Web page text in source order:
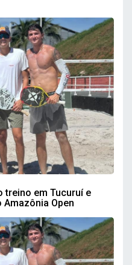
treino em Tucuruí e
Open